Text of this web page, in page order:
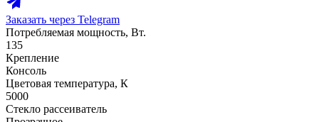
Заказать через Telegram
Потребляемая мощность, Вт.
135
Крепление
Консоль
Цветовая температура, К
5000
Стекло рассеиватель